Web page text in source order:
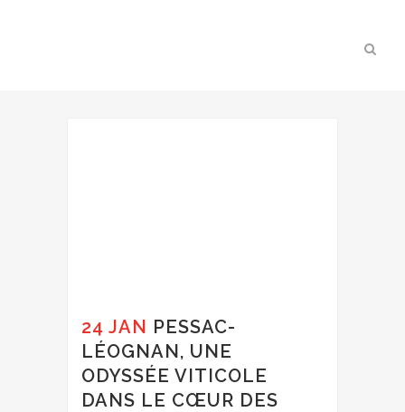
24 JAN PESSAC-
LÉOGNAN, UNE
ODYSSÉE VITICOLE
DANS LE CŒUR DES